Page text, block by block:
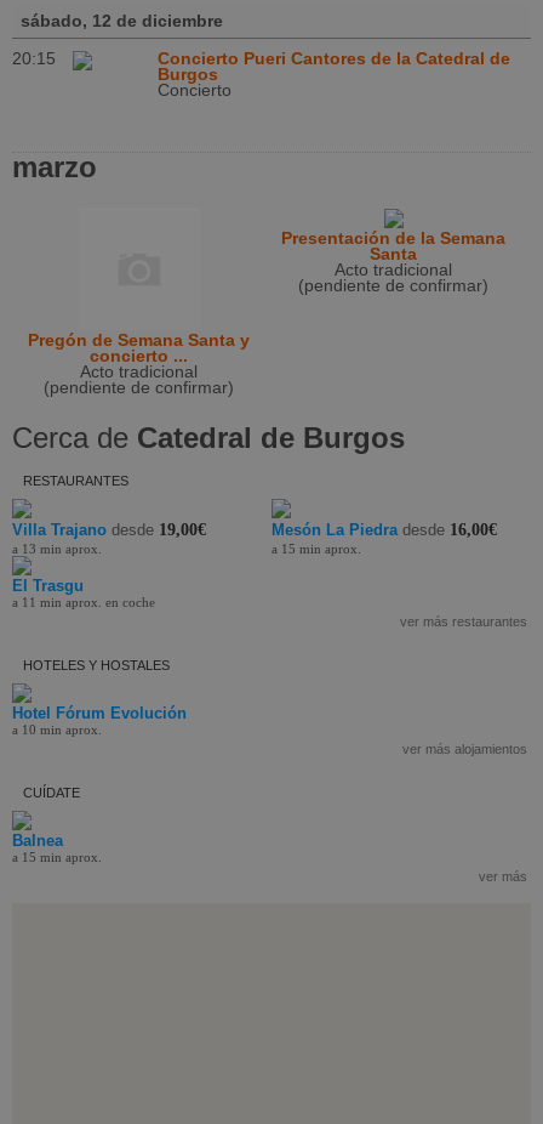
sábado, 12 de diciembre
20:15
Concierto Pueri Cantores de la Catedral de
Burgos
Concierto
marzo
Pregón de Semana Santa y
concierto ...
Acto tradicional
(pendiente de confirmar)
Presentación de la Semana
Santa
Acto tradicional
(pendiente de confirmar)
Cerca de Catedral de Burgos
RESTAURANTES
Villa Trajano desde 19,00€
a 13 min aprox.
Mesón La Piedradesde 16,00€
a 15 min aprox.
El Trasgu
a 11 min aprox. en coche
ver más restaurantes
HOTELES Y HOSTALES
Hotel Fórum Evolución
a 10 min aprox.
ver más alojamientos
CUÍDATE
Balnea
a 15 min aprox.
ver más